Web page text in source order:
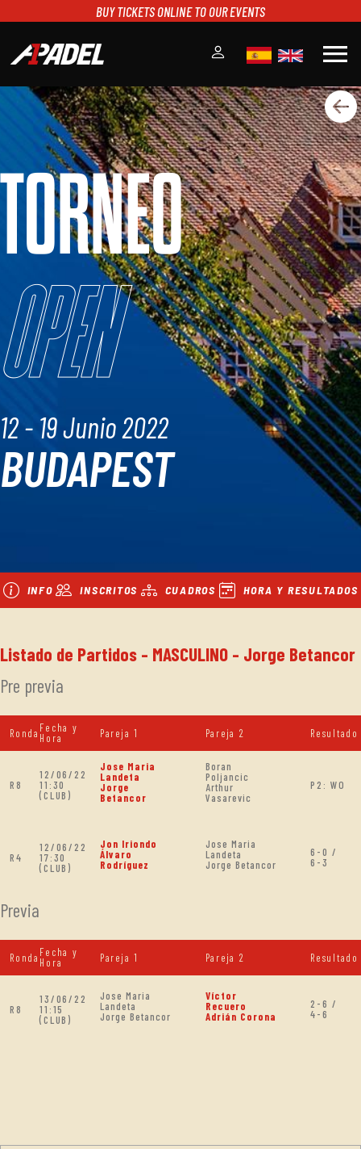
BUY TICKETS ONLINE TO OUR EVENTS
menu
A1PADEL
RANKING
CALENDARIO
TORNEOS
NOTICIAS
MULTIMEDIA
SCOREBOARD
STREAMING
TORNEO
Open
12 - 19 Junio 2022
BUDAPEST
INFO INSCRITOS CUADROS HORA Y RESULTADOS
Listado de Partidos - MASCULINO - Jorge Betancor
Pre previa
Ronda Fecha y
Hora
Pareja 1 Pareja 2 Resultado
R8
12/06/22
11:30
(CLUB)
Jose Maria
Landeta
Jorge
Betancor
Boran
Poljancic
Arthur
Vasarevic
P2: WO
R4
12/06/22
17:30
(CLUB)
Jon Iriondo
Álvaro
Rodríguez
Jose Maria
Landeta
Jorge Betancor
6-0 /
6-3
Previa
Ronda Fecha y
Hora
Pareja 1 Pareja 2 Resultado
R8
13/06/22
11:15
(CLUB)
Jose Maria
Landeta
Jorge Betancor
Víctor
Recuero
Adrián Corona
2-6 /
4-6